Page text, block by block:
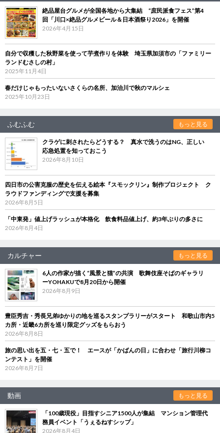
絶品屋台グルメが全国各地から大集結 “庶民派食フェス”第4
回「川口×絶品グルメビール＆日本酒祭り2026」を開催
2026年4月15日
自分で収穫した秋野菜を使って芋煮作りを体験 埼玉県加須市の「ファミリー
ランドむさしの村」
2025年11月4日
春だけじゃもったいないさくらの名所、加治川で秋のマルシェ
2025年10月23日
ふむふむ もっと見る
クラゲに刺されたらどうする？ 真水で洗うのはNG、正しい
応急処置を知っておこう
2026年8月10日
四日市の公害克服の歴史を伝える絵本『スモックリン』制作プロジェクト ク
ラウドファンディングで支援を募集
2026年8月5日
「中東発」値上げラッシュが本格化 飲食料品値上げ、約3年ぶりの多さに
2026年8月4日
カルチャー もっと見る
6人の作家が描く“風景と猫”の共演 歌舞伎座そばのギャラリ
ーYOHAKUで8月20日から開催
2026年8月9日
豊臣秀吉・秀長兄弟ゆかりの地を巡るスタンプラリーがスタート 和歌山市内5
カ所・近畿6カ所を巡り限定グッズをもらおう
2026年8月8日
旅の思い出を五・七・五で！ エースが「かばんの日」に合わせ「旅行川柳コ
ンテスト」を開催
2026年8月7日
動画 もっと見る
「100歳現役」目指すシニア1500人が集結 マンション管理代
務員イベント「うぇるねすシップ」
2026年8月4日